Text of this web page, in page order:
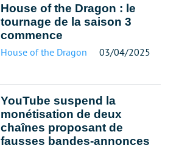
House of the Dragon : le
tournage de la saison 3
commence
House of the Dragon 03/04/2025
YouTube suspend la
monétisation de deux
chaînes proposant de
fausses bandes-annonces